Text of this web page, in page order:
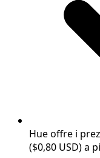
Hue offre i
($0,80 USD) a